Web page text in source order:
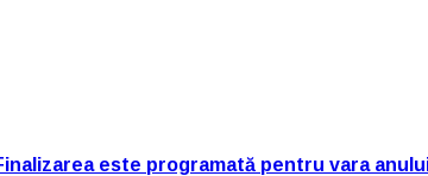
este programată pentru vara